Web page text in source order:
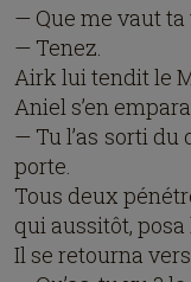
— Que me vaut
— Tenez.
Airk lui tendit le
Aniel s’en empara.
— Tu l’as sorti
porte.
Tous deux
qui aussitôt,
Il se retourna